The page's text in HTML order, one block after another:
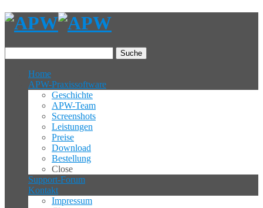
Suche
Home
APW-Praxissoftware
Geschichte
APW-Team
Screenshots
Leistungen
Preise
Download
Bestellung
Close
Support-Forum
Kontakt
Impressum